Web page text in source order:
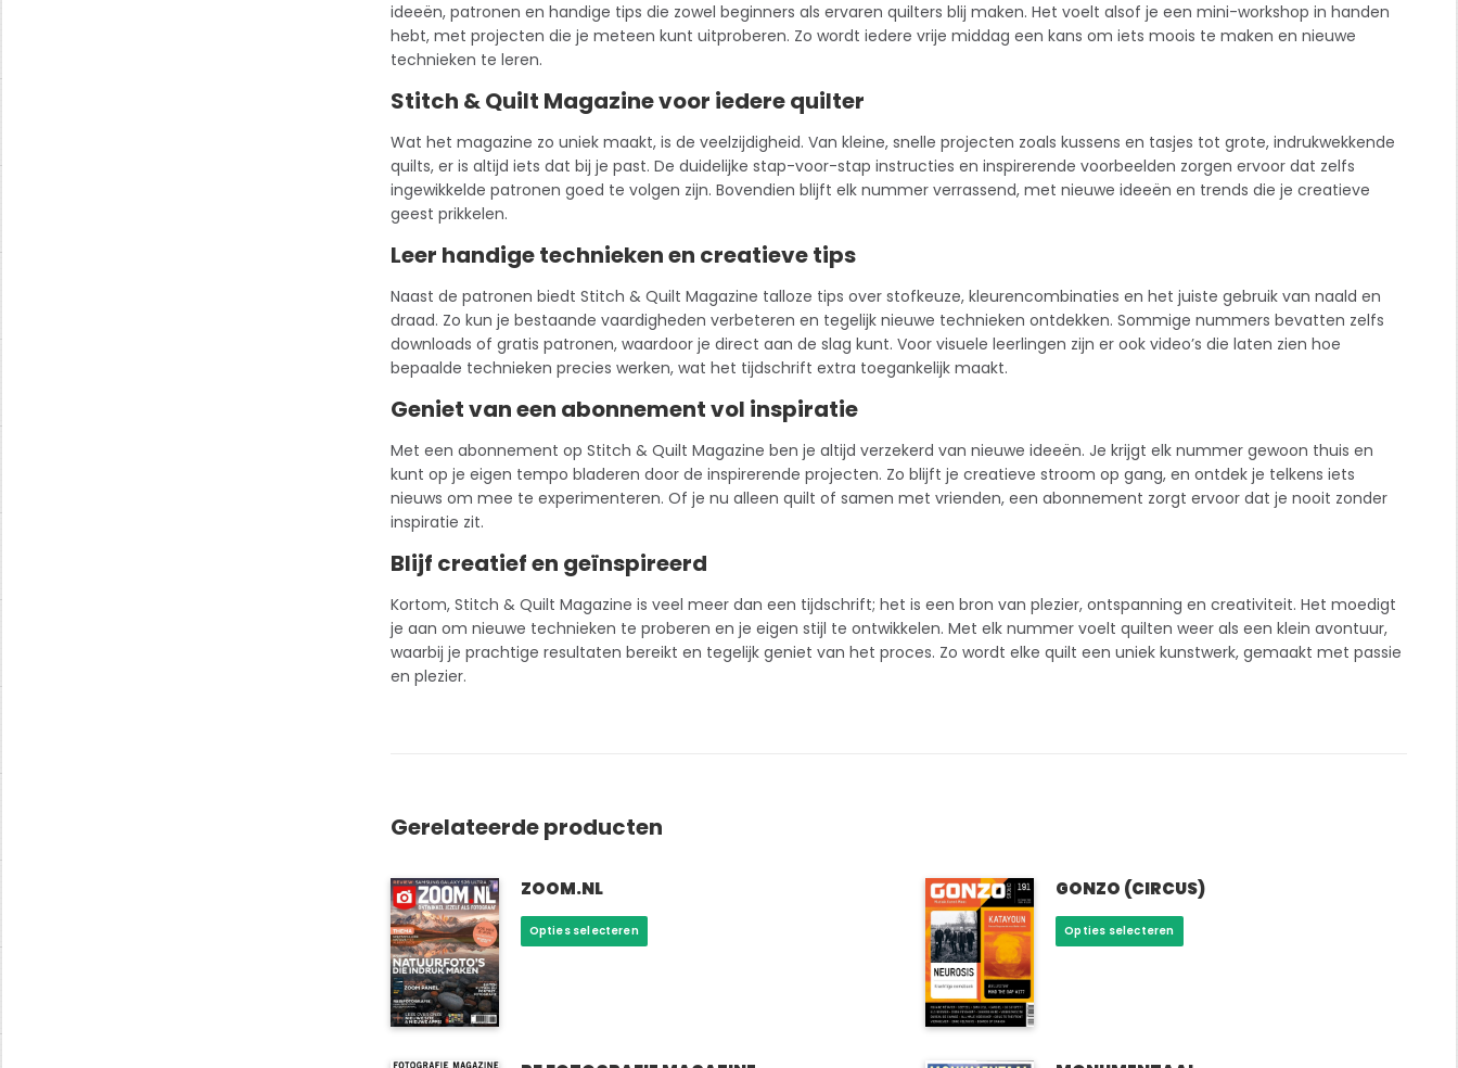
ideeën, patronen en handige tips die zowel beginners als ervaren quilters blij maken. Het voelt alsof je een mini-workshop in handen
hebt, met projecten die je meteen kunt uitproberen. Zo wordt iedere vrije middag een kans om iets moois te maken en nieuwe
technieken te leren.
Stitch & Quilt Magazine voor iedere quilter
Wat het magazine zo uniek maakt, is de veelzijdigheid. Van kleine, snelle projecten zoals kussens en tasjes tot grote, indrukwekkende
quilts, er is altijd iets dat bij je past. De duidelijke stap-voor-stap instructies en inspirerende voorbeelden zorgen ervoor dat zelfs
ingewikkelde patronen goed te volgen zijn. Bovendien blijft elk nummer verrassend, met nieuwe ideeën en trends die je creatieve
geest prikkelen.
Leer handige technieken en creatieve tips
Naast de patronen biedt Stitch & Quilt Magazine talloze tips over stofkeuze, kleurencombinaties en het juiste gebruik van naald en
draad. Zo kun je bestaande vaardigheden verbeteren en tegelijk nieuwe technieken ontdekken. Sommige nummers bevatten zelfs
downloads of gratis patronen, waardoor je direct aan de slag kunt. Voor visuele leerlingen zijn er ook video’s die laten zien hoe
bepaalde technieken precies werken, wat het tijdschrift extra toegankelijk maakt.
Geniet van een abonnement vol inspiratie
Met een abonnement op Stitch & Quilt Magazine ben je altijd verzekerd van nieuwe ideeën. Je krijgt elk nummer gewoon thuis en
kunt op je eigen tempo bladeren door de inspirerende projecten. Zo blijft je creatieve stroom op gang, en ontdek je telkens iets
nieuws om mee te experimenteren. Of je nu alleen quilt of samen met vrienden, een abonnement zorgt ervoor dat je nooit zonder
inspiratie zit.
Blijf creatief en geïnspireerd
Kortom, Stitch & Quilt Magazine is veel meer dan een tijdschrift; het is een bron van plezier, ontspanning en creativiteit. Het moedigt
je aan om nieuwe technieken te proberen en je eigen stijl te ontwikkelen. Met elk nummer voelt quilten weer als een klein avontuur,
waarbij je prachtige resultaten bereikt en tegelijk geniet van het proces. Zo wordt elke quilt een uniek kunstwerk, gemaakt met passie
en plezier.
Gerelateerde producten
ZOOM.NL
Opties selecteren
product
GONZO (CIRCUS)
Opties selecteren
product